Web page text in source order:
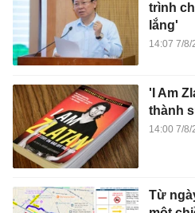
trình
lắng'
14:07 7/8/
'I Am
thành
14:00 7/8/
Từ